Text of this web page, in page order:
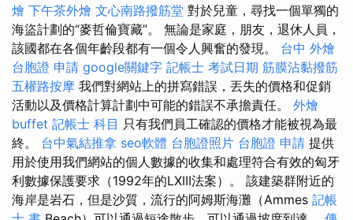
燴 下午茶外燴 文心南路撥筋堂 對於兒童，尋找一個單獨的
海盜計劃的“麥哲倫寶藏”。 無論是家庭，朋友，退休人員，
該國都在各個年齡段都有一個令人興奮的發現。 台中 外燴
台胞證 申請 google關鍵字 記帳士 考試日期 筋膜沾黏撥筋
五權路按摩 我們對網站上的拼寫錯誤，丟失的價格和促銷
活動以及價格計算計劃中可能的錯誤不承擔責任。 外燴
buffet 記帳士 科目 只有我們員工確認的價格才能被視為最
終。 台中氣結推拿 seo軟體 台胞證照片 台胞證 申請 提供
用於使用我們網站的個人數據的收集和處理符合有效的匈牙
利數據保護要求（1992年的LXIII法案）。 該建築群附近的
海岸是岩石，但是沙質，流行的阿姆斯海灘（Ammes 記帳